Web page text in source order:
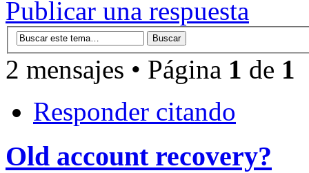
Publicar una respuesta
2 mensajes • Página 1 de 1
Responder citando
Old account recovery?